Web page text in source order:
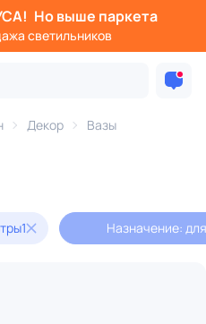
Но выше паркета
светильников
Декор Вазы
1 Назначение: